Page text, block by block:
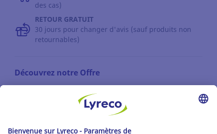
des cas)
RETOUR GRATUIT
30 jours pour changer d'avis (sauf produits non
retournables)
Découvrez notre Offre
Partenaire | de tous les lieux de travail